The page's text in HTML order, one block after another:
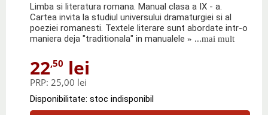
Limba si literatura romana. Manual clasa a IX - a.
Cartea invita la studiul universului dramaturgiei si al
poeziei romanesti. Textele literare sunt abordate intr-o
maniera deja "traditionala" in manualele » ...mai mult
22,50 lei
PRP: 25,00 lei
Disponibilitate: stoc indisponibil